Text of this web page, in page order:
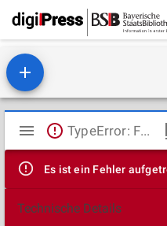
Mirador
Viewer
TypeError: Failed to fetch
Es ist ein Fehler
Technische Details